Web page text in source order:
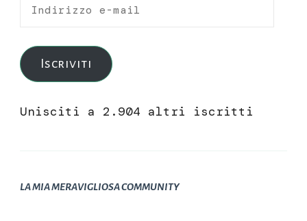
mail
Iscriviti
Unisciti a 2.904 altri iscritti
LA MIA MERAVIGLIOSA COMMUNITY